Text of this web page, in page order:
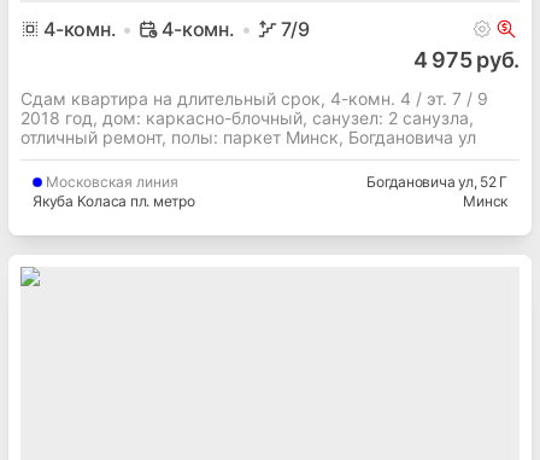
4-комн. 4-комн. 7/9
4 975 руб.
Сдам квартира на длительный срок, 4-комн. 4 / эт. 7 / 9
2018 год, дом: каркасно-блочный, cанузел: 2 санузла,
отличный ремонт, полы: паркет Минск, Богдановича ул
Московская линия
Якуба Коласа пл. метро
Богдановича ул, 52 Г
Минск